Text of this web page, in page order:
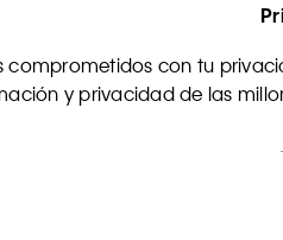
comprometidos con tu
y privacidad de las